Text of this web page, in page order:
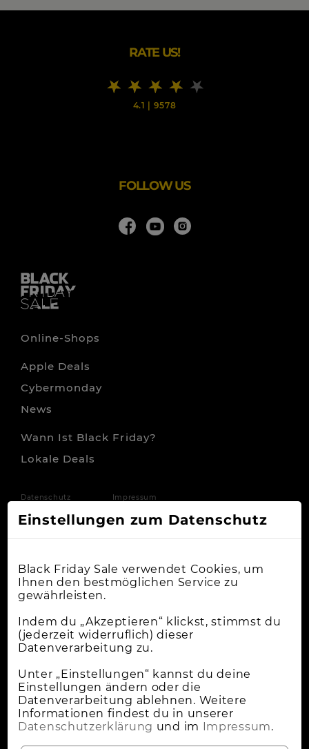
Lösungen. Mit mehr als 114.000 Mitarbeitern und einem
Umsatz von rund 85 Milliarden US-Dollar ist Microsoft
Microsoft und bietet zahlreiche Produkte im Bereich
RATE US!
4.1 | 9578
FOLLOW US
Online-Shops
Apple Deals
Cybermonday
News
Wann Ist Black Friday?
Lokale Deals
Datenschutz Impressum
Einstellungen zum Datenschutz
Black Friday Sale verwendet Cookies, um
Ihnen den bestmöglichen Service zu
gewährleisten.
Indem du „Akzeptieren“ klickst, stimmst du
(jederzeit widerruflich) dieser
Datenverarbeitung zu.
Unter „Einstellungen“ kannst du deine
Einstellungen ändern oder die
Datenverarbeitung ablehnen. Weitere
Informationen findest du in unserer
Datenschutzerklärung und im Impressum.